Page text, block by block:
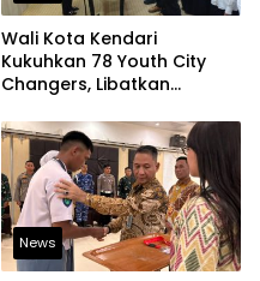
Wali Kota Kendari
Kukuhkan 78 Youth City
Changers, Libatkan
Perubahan Kota
News